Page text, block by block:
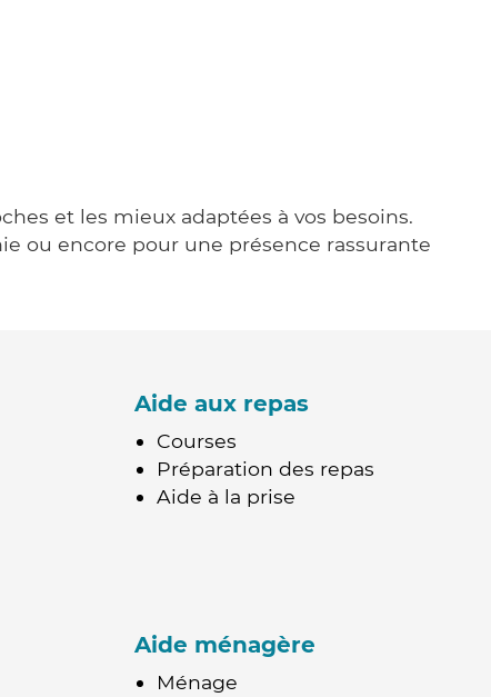
et les mieux adaptées à vos besoins.
ou encore pour une présence rassurante
Aide aux repas
Courses
Préparation des repas
Aide à la prise
Aide ménagère
Ménage